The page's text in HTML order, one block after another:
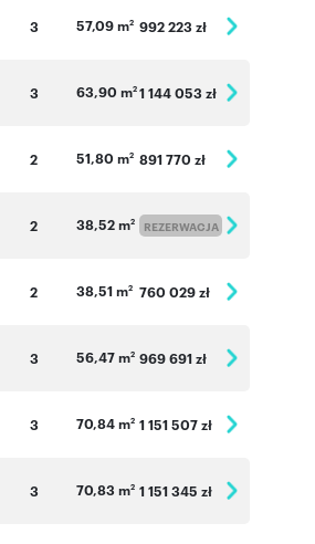
3 57,09 m2 992 223 zł
3 63,90 m2 1 144 053 zł
2 51,80 m2 891 770 zł
2 38,52 m2 REZERWACJA
2 38,51 m2 760 029 zł
3 56,47 m2 969 691 zł
3 70,84 m2 1 151 507 zł
3 70,83 m2 1 151 345 zł